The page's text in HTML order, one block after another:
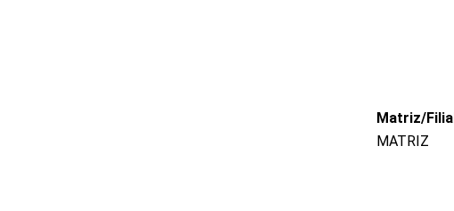
Matriz/Filial
MATRIZ